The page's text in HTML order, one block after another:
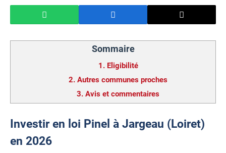
Sommaire
1. Eligibilité
2. Autres communes proches
3. Avis et commentaires
Investir en loi Pinel à Jargeau (Loiret)
en 2026